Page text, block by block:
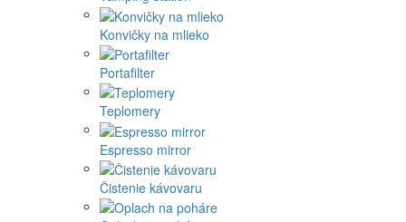
Konvičky na mlieko
Portafilter
Teplomery
Espresso mirror
Čistenie kávovaru